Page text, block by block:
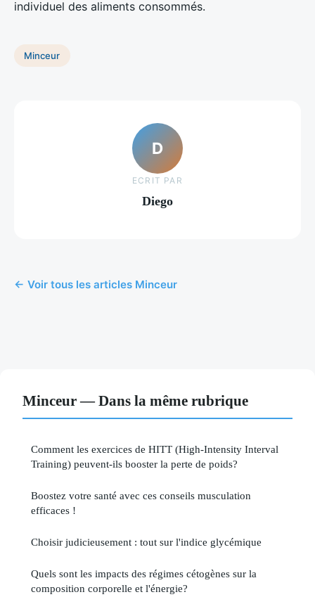
individuel des aliments consommés.
Minceur
D
ECRIT PAR
Diego
← Voir tous les articles Minceur
Minceur — Dans la même rubrique
Comment les exercices de HITT (High-Intensity Interval
Training) peuvent-ils booster la perte de poids?
Boostez votre santé avec ces conseils musculation
efficaces !
Choisir judicieusement : tout sur l'indice glycémique
Quels sont les impacts des régimes cétogènes sur la
composition corporelle et l'énergie?